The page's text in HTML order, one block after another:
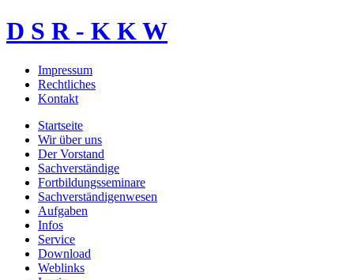
D S R - K K W
Impressum
Rechtliches
Kontakt
Startseite
Wir über uns
Der Vorstand
Sachverständige
Fortbildungsseminare
Sachverständigenwesen
Aufgaben
Infos
Service
Download
Weblinks